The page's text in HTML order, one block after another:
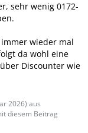
sehr wenig 0172-
wieder mal
da wohl eine
Discounter wie
2026) aus
diesem Beitrag